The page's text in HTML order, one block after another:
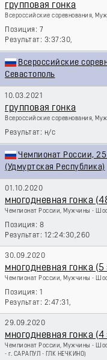
групповая гонка
Всероссийские соревнования,
7
3:37:30,
Всероссийские
Севастополь
10.03.2021
групповая гонка
Всероссийские соревнования,
н/с
Чемпионат России,
(Удмуртская Республика)
01.10.2020
многодневная гонка
Чемпионат России, Мужчины -
8
12:24:30,260
30.09.2020
многодневная гонка
Чемпионат России, Мужчины -
1
2:47:31,
29.09.2020
многодневная гонка (4
Чемпионат России, Мужчины -
- г. САРАПУЛ - ГЛК НЕЧКИНО)